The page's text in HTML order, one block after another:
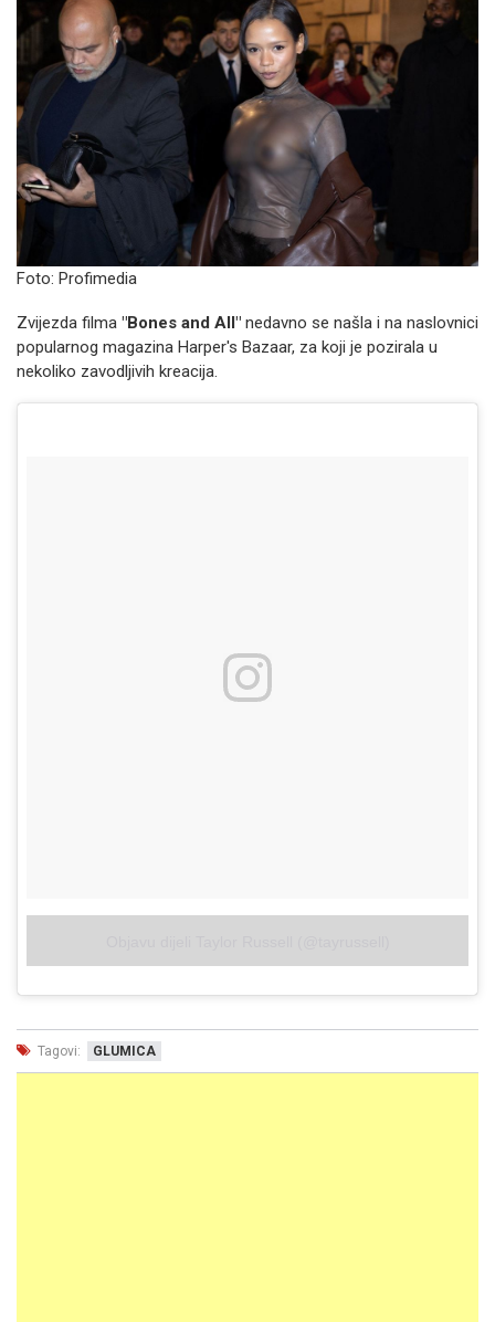
Foto: Profimedia
Zvijezda filma "Bones and All" nedavno se našla i na naslovnici
popularnog magazina Harper's Bazaar, za koji je pozirala u
nekoliko zavodljivih kreacija.
Tagovi: GLUMICA